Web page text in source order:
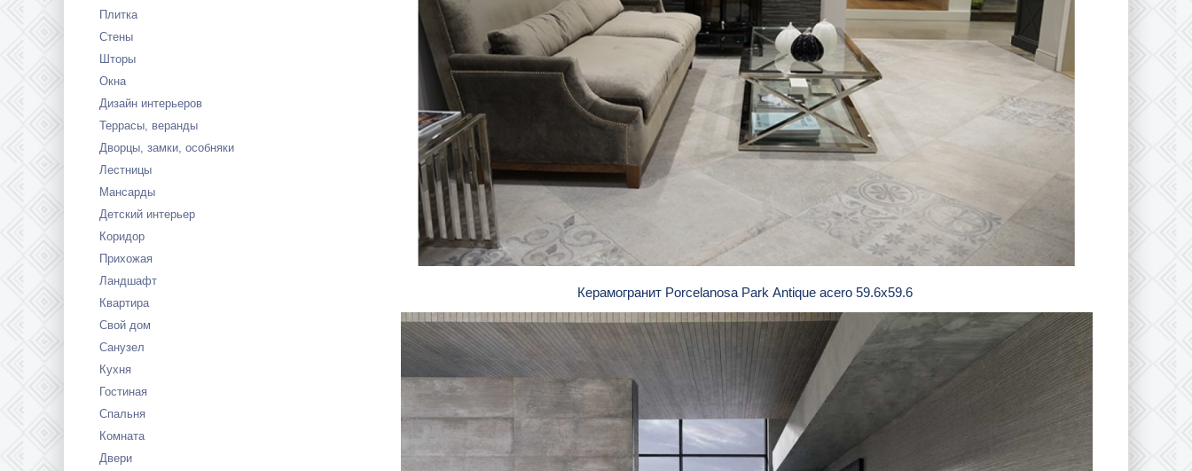
Плитка
Стены
Шторы
Окна
Дизайн интерьеров
Террасы, веранды
Дворцы, замки, особняки
Лестницы
Мансарды
Детский интерьер
Коридор
Прихожая
Ландшафт
Квартира
Свой дом
Санузел
Кухня
Гостиная
Спальня
Комната
Двери
Керамогранит Porcelanosa Park Antique acero 59.6x59.6